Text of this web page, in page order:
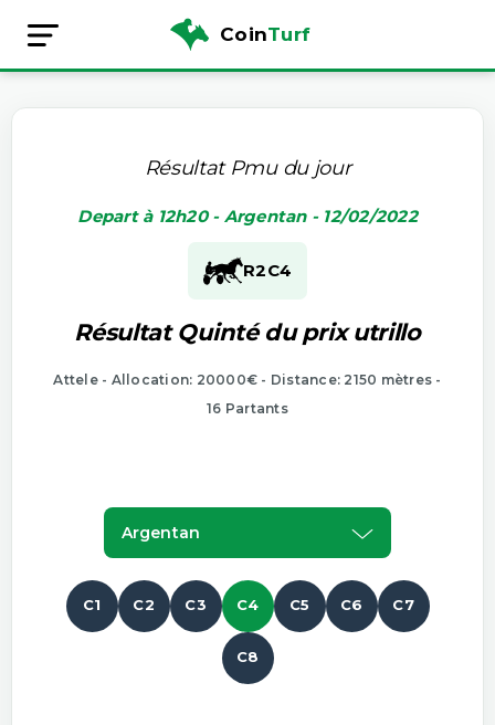
CoinTurf
Résultat Pmu du jour
Depart à 12h20 - Argentan - 12/02/2022
R2C4
Résultat Quinté du prix utrillo
Attele - Allocation: 20000€ - Distance: 2150 mètres -
16 Partants
Argentan
C1 C2 C3 C4 C5 C6 C7
C8